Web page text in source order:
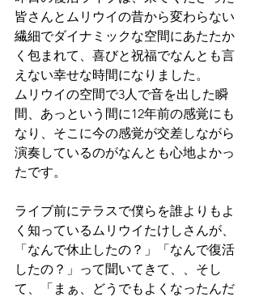
皆さんとムリウイの昔から変わらない
繊細でダイナミックな空間にあたたか
く包まれて、喜びと祝福でなんとも言
えない幸せな時間になりました。
ムリウイの空間で3人で音を出した瞬
間、あっという間に12年前の感覚にも
なり、そこに今の感覚が交差しながら
演奏しているのがなんとも心地よかっ
たです。
ライブ前にテラスで僕らを誰よりもよ
く知っているムリウイたけしさんが、
「なんで休止したの？」「なんで復活
したの？」って聞いてきて、、そし
て、「まぁ、どうでもよくなったんだ